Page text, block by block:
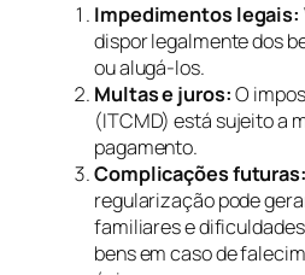
Impedimentos legais:
dispor legalmente dos
ou alugá-los.
Multas e juros:O
(ITCMD) está sujeito a
pagamento.
Complicações futuras:
regularização pode
familiares e
bens em caso de